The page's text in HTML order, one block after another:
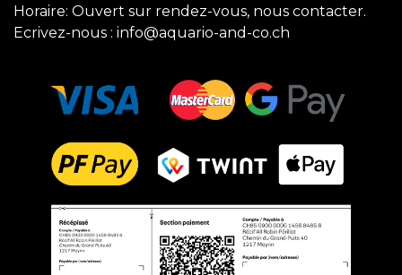
Horaire: Ouvert sur rendez-vous, nous contacter.
Ecrivez-nous : info@aquario-and-co.ch